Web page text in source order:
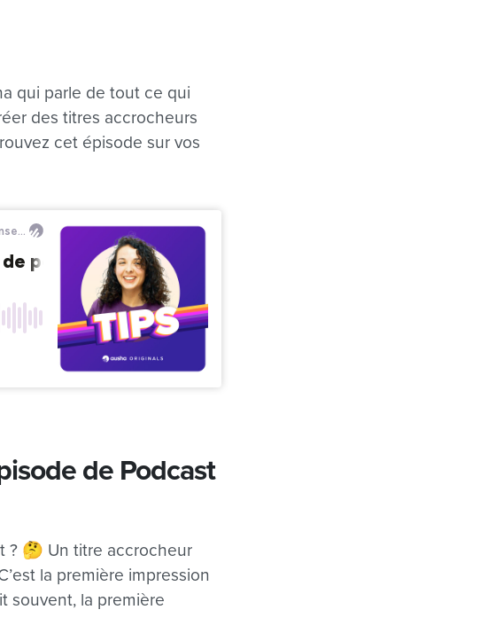
qui parle de tout ce qui
des titres accrocheurs
cet épisode sur vos
de Podcast
? 🤔 Un titre accrocheur
la première impression
souvent, la première